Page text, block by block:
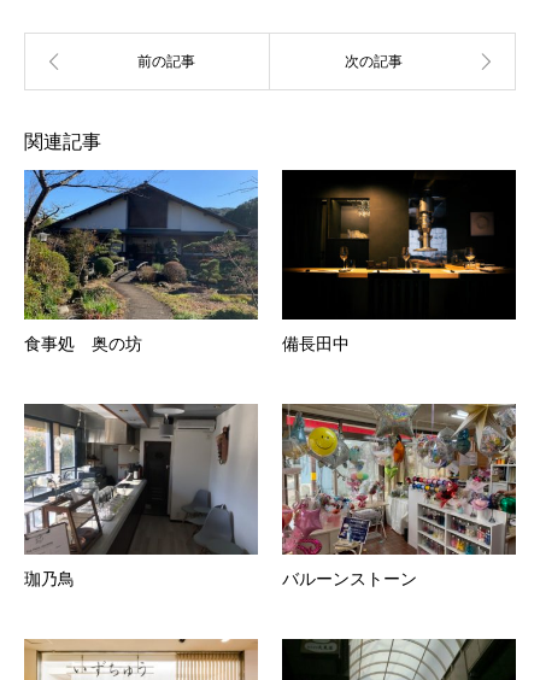
関連記事
食事処 奥の坊 備長田中
珈乃鳥 バルーンストーン